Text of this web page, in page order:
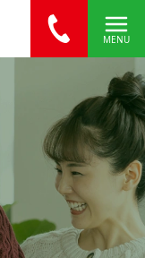
MENU